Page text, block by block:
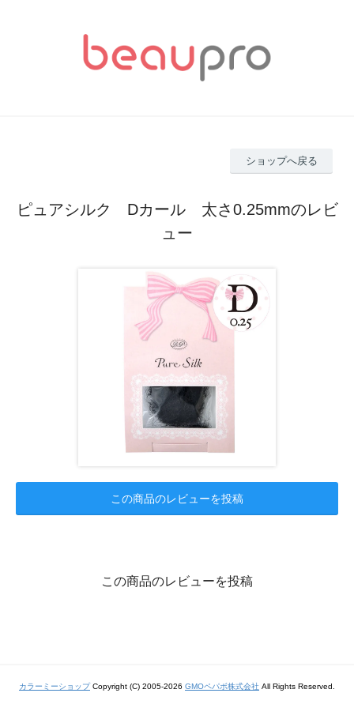
ショップへ戻る
ピュアシルク Dカール 太さ0.25mmのレビ
ュー
この商品のレビューを投稿
この商品のレビューを投稿
カラーミーショップCopyright (C) 2005-2026 GMOペパボ株式会社 All Rights Reserved.